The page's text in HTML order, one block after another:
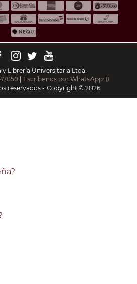
Librería Universitaria Ltda.
Escríbenos por WhatsApp:
reservados - Copyright © 2026